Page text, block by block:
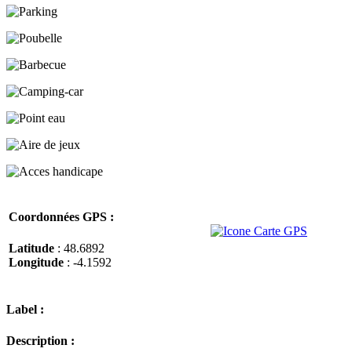
Coordonnées GPS :
Latitude : 48.6892
Longitude : -4.1592
Label :
Description :